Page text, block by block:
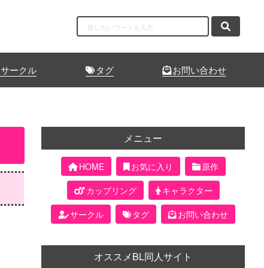
サークル タグ お問い合わせ
メニュー
HOME お気に入り
原作
カップリング
キャラクター
サークル
タグ お問い合わせ
オススメBL同人サイト